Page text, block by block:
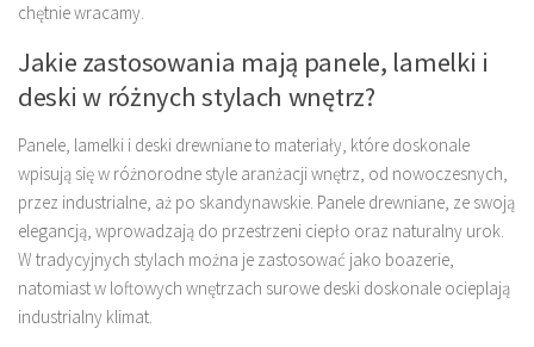
chętnie wracamy.
Jakie zastosowania mają panele, lamelki i
deski w różnych stylach wnętrz?
Panele, lamelki i deski drewniane to materiały, które doskonale
wpisują się w różnorodne style aranżacji wnętrz, od nowoczesnych,
przez industrialne, aż po skandynawskie. Panele drewniane, ze swoją
elegancją, wprowadzają do przestrzeni ciepło oraz naturalny urok.
W tradycyjnych stylach można je zastosować jako boazerie,
natomiast w loftowych wnętrzach surowe deski doskonale ocieplają
industrialny klimat.